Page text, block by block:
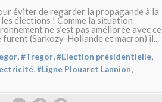
éviter de regarder la propagande à la
élections ! Comme la situation
ne s’est pas améliorée avec ce
furent (Sarkozy-Hollande et macron) il...
,#Tregor,#Election présidentielle,
,#Ligne Plouaret Lannion,